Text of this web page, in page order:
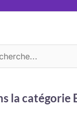
la catégorie